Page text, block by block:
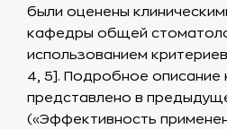
были оценены
кафедры общей
использованием критериев
4, 5]. Подробное описание
представлено в
(«Эффективность